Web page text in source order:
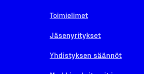
Toimielimet
Jäsenyritykset
Yhdistyksen säännöt